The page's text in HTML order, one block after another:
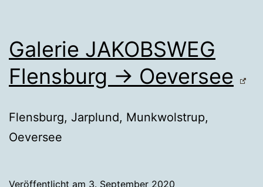
Galerie JAKOBSWEG
Flensburg → Oeversee
Flensburg, Jarplund, Munkwolstrup,
Oeversee
Veröffentlicht am 3. September 2020